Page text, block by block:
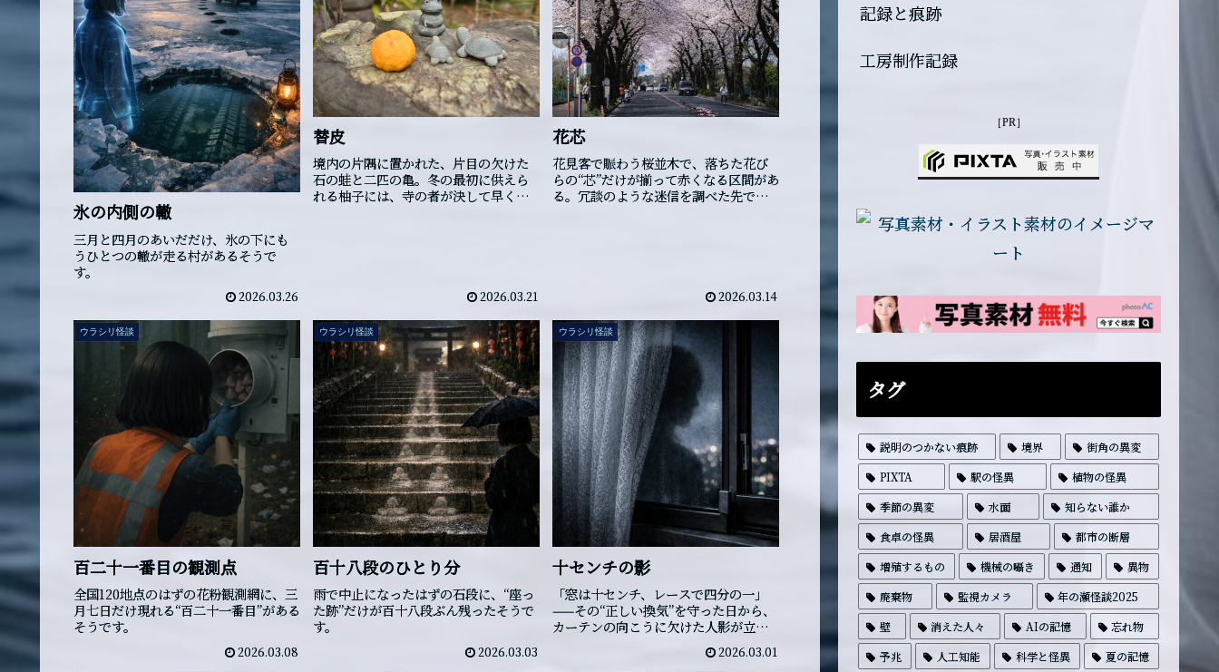
氷の内側の轍
三月と四月のあいだだけ、氷の下にも
うひとつの轍が走る村があるそうで
す。
2026.03.26
替皮
境内の片隅に置かれた、片目の欠けた
石の蛙と二匹の亀。冬の最初に供えら
れる柚子には、寺の者が決して早く片
2026.03.21
花芯
花見客で賑わう桜並木で、落ちた花び
らの“芯”だけが揃って赤くなる区間があ
る。冗談のような迷信を調べた先で、
2026.03.14
ウラシリ怪談
百二十一番目の観測点
全国120地点のはずの花粉観測網に、三
月七日だけ現れる“百二十一番目”がある
そうです。
2026.03.08
ウラシリ怪談
百十八段のひとり分
雨で中止になったはずの石段に、“座っ
た跡”だけが百十八段ぶん残ったそうで
す。
2026.03.03
ウラシリ怪談
十センチの影
「窓は十センチ、レースで四分の一」
——その“正しい換気”を守った日から、
カーテンの向こうに欠けた人影が立つ
2026.03.01
記録と痕跡
工房制作記録
［PR］
タグ
説明のつかない痕跡 境界
街角の異変
PIXTA
駅の怪異
植物の怪異
季節の異変
水面
知らない誰か
食卓の怪異
居酒屋
都市の断層
増殖するもの
機械の囁き 通知
異物
廃棄物
監視カメラ
年の瀬怪談2025
壁
消えた人々 AIの記憶
忘れ物
予兆
人工知能 科学と怪異
夏の記憶